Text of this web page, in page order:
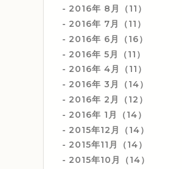
2016年 8月（11）
2016年 7月（11）
2016年 6月（16）
2016年 5月（11）
2016年 4月（11）
2016年 3月（14）
2016年 2月（12）
2016年 1月（14）
2015年12月（14）
2015年11月（14）
2015年10月（14）